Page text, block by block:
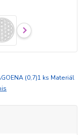
(0,7)1 ks Materiál